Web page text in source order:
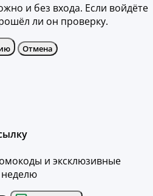
и без входа. Если войдёте
ли он проверку.
Отмена
и эксклюзивные